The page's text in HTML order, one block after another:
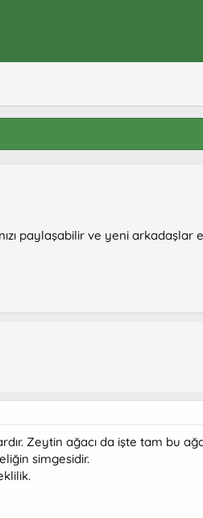
paylaşabilir ve yeni arkadaşlar
Zeytin ağacı da işte tam bu
simgesidir.